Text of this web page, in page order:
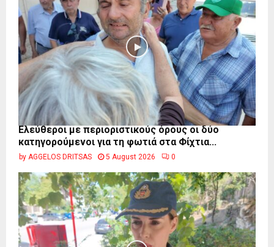
Ελεύθεροι με περιοριστικούς όρους οι δύο
κατηγορούμενοι για τη φωτιά στα Φίχτια...
by AGGELOS DRITSAS 5 August 2026 0